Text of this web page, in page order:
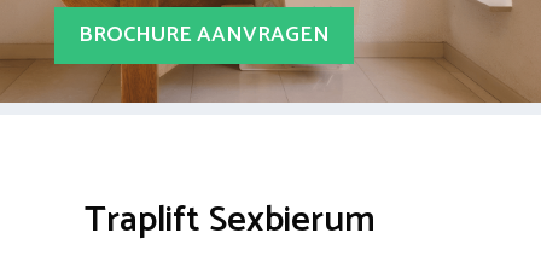
BROCHURE AANVRAGEN
Traplift Sexbierum